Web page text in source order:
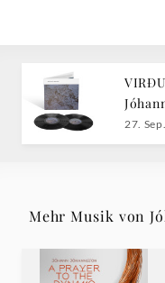
27.
Mehr Musik von